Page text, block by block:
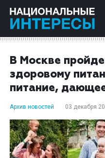
В Москве
здоровому
питание,
Архив новостей 03 декабря